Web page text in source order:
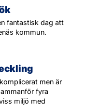
fantastisk dag att
kommun.
men är
fyra
miljö med